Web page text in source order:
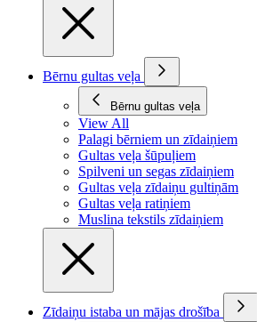
Bērnu gultas veļa
Bērnu gultas veļa
View All
Palagi bērniem un zīdaiņiem
Gultas veļa šūpuļiem
Spilveni un segas zīdaiņiem
Gultas veļa zīdaiņu gultiņām
Gultas veļa ratiņiem
Muslina tekstils zīdaiņiem
Zīdaiņu istaba un mājas drošība